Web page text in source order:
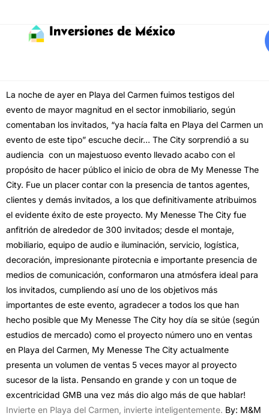
Inversiones de México
La noche de ayer en Playa del Carmen fuimos testigos del
evento de mayor magnitud en el sector inmobiliario, según
comentaban los invitados, “ya hacía falta en Playa del Carmen un
evento de este tipo” escuche decir… The City sorprendió a su
audiencia con un majestuoso evento llevado acabo con el
propósito de hacer público el inicio de obra de My Menesse The
City. Fue un placer contar con la presencia de tantos agentes,
clientes y demás invitados, a los que definitivamente atribuimos
el evidente éxito de este proyecto. My Menesse The City fue
anfitrión de alrededor de 300 invitados; desde el montaje,
mobiliario, equipo de audio e iluminación, servicio, logística,
decoración, impresionante pirotecnia e importante presencia de
medios de comunicación, conformaron una atmósfera ideal para
los invitados, cumpliendo así uno de los objetivos más
importantes de este evento, agradecer a todos los que han
hecho posible que My Menesse The City hoy día se sitúe (según
estudios de mercado) como el proyecto número uno en ventas
en Playa del Carmen, My Menesse The City actualmente
presenta un volumen de ventas 5 veces mayor al proyecto
sucesor de la lista. Pensando en grande y con un toque de
excentricidad GMB una vez más dio algo más de que hablar!
Invierte en Playa del Carmen, invierte inteligentemente. By: M&M